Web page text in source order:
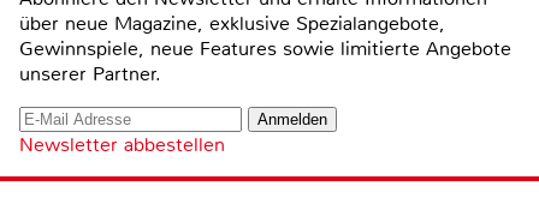
über neue Magazine, exklusive Spezialangebote,
Gewinnspiele, neue Features sowie limitierte Angebote
unserer Partner.
Newsletter abbestellen